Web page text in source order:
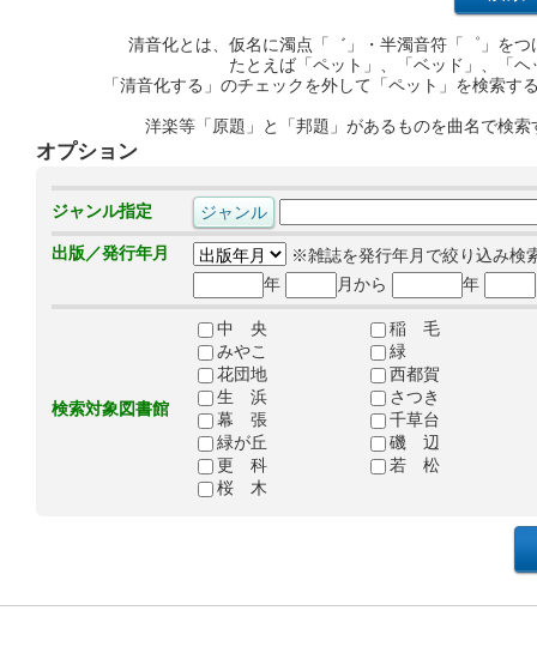
清音化とは、仮名に濁点「゛」・半濁音符「゜」を
たとえば「ペット」、「ベッド」、「
「清音化する」のチェックを外して「ペット」を検索
洋楽等「原題」と「邦題」があるものを曲名で検
オプション
ジャンル指定
出版／発行年月
※雑誌を発行年月で絞り込み検
年
月から 年
検索対象図書館
中 央
稲 毛
みやこ
緑
花団地
西都賀
生 浜
さつき
幕 張
千草台
緑が丘
磯 辺
更 科
若 松
桜 木